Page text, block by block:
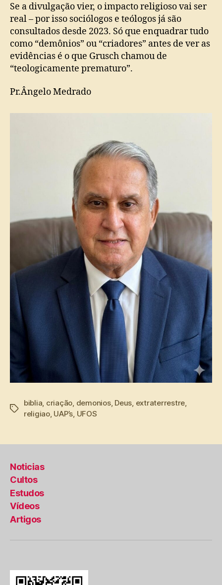
Se a divulgação vier, o impacto religioso vai ser
real – por isso sociólogos e teólogos já são
consultados desde 2023. Só que enquadrar tudo
como “demônios” ou “criadores” antes de ver as
evidências é o que Grusch chamou de
“teologicamente prematuro”.
Pr.Ângelo Medrado
Tags
biblia, criação, demonios, Deus, extraterrestre,
religiao, UAP’s, UFOS
Noticias
Cultos
Estudos
Vídeos
Artigos